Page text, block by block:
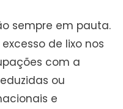
sempre em pauta.
de lixo nos
com a
ou
e